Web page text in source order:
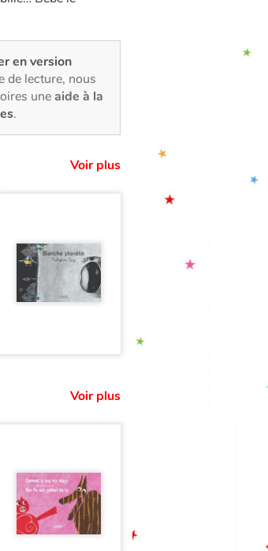
en version
de lecture, nous
uneaide à la
.
Voir plus
Voir plus